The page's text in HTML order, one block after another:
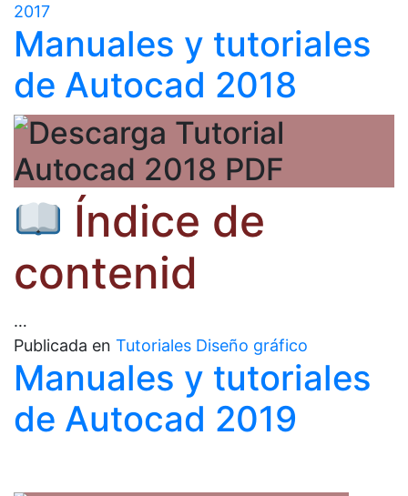
2017
Manuales y tutoriales
de Autocad 2018
Índice de
contenid
…
Publicada en Tutoriales Diseño gráfico
Manuales y tutoriales
de Autocad 2019